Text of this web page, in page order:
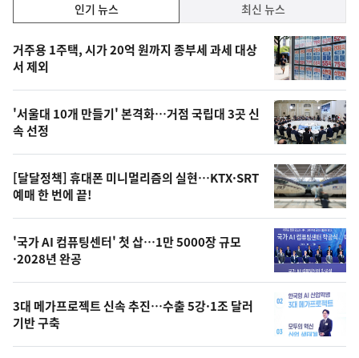
기,
최
신,
오
늘
의
영
상
오
늘
의
사
진
인기 뉴스 최신 뉴스
기
뉴
스
거주용 1주택, 시가 20억 원까지 종부세 과세 대상
서 제외
'서울대 10개 만들기' 본격화…거점 국립대 3곳 신
속 선정
[달달정책] 휴대폰 미니멀리즘의 실현…KTX·SRT
예매 한 번에 끝!
'국가 AI 컴퓨팅센터' 첫 삽…1만 5000장 규모
·2028년 완공
3대 메가프로젝트 신속 추진…수출 5강·1조 달러
기반 구축